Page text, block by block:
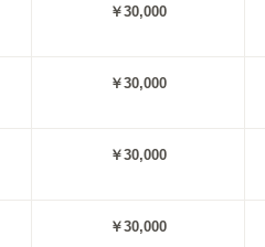
￥30,000
￥30,000
￥30,000
￥30,000